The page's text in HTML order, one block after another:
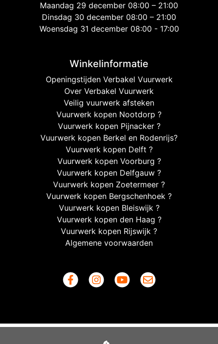
Maandag 29 december 08:00 – 21:00
Dinsdag 30 december 08:00 – 21:00
Woensdag 31 december 08:00 - 17:00
Winkelinformatie
Openingstijden Verbakel Vuurwerk
Over Verbakel Vuurwerk
Veilig vuurwerk afsteken
Vuurwerk kopen Nootdorp ?
Vuurwerk kopen Pijnacker ?
Vuurwerk kopen Berkel en Rodenrijs?
Vuurwerk kopen Delft ?
Vuurwerk kopen Voorburg ?
Vuurwerk kopen Delfgauw ?
Vuurwerk kopen Zoetermeer ?
Vuurwerk kopen Bergschenhoek ?
Vuurwerk kopen Bleiswijk ?
Vuurwerk kopen den Haag ?
Vuurwerk kopen Rijswijk ?
Algemene voorwaarden